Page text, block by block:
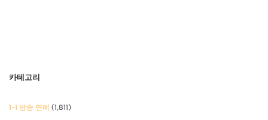
카테고리
1-1 방송 연예 (1,811)